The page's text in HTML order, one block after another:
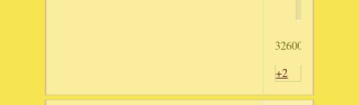
3260054127
+2